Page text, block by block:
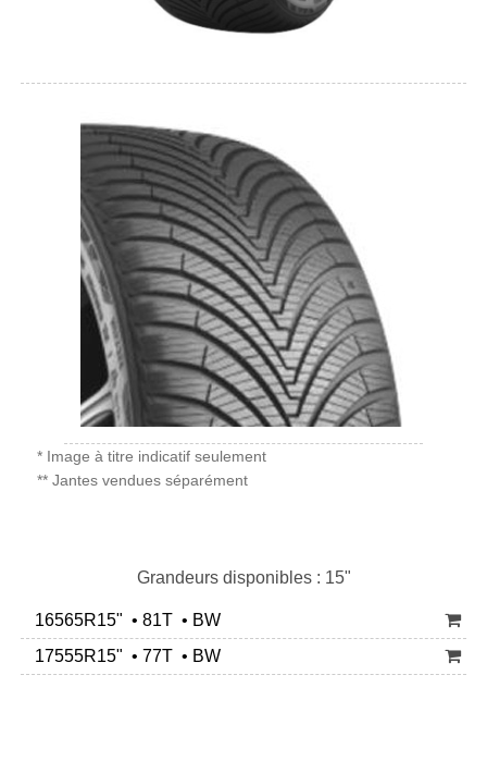
* Image à titre indicatif seulement
** Jantes vendues séparément
Grandeurs disponibles : 15"
16565R15" • 81T • BW
17555R15" • 77T • BW